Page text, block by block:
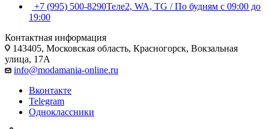
+7 (995) 500-8290Теле2, WA, TG / По будням c 09:00 до
19:00
Контактная информация
143405, Московская область, Красногорск, Вокзальная
улица, 17А
info@modamania-online.ru
Вконтакте
Telegram
Одноклассники